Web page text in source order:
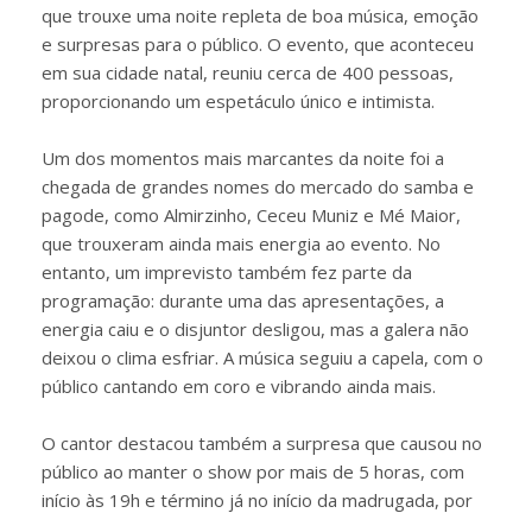
que trouxe uma noite repleta de boa música, emoção
e surpresas para o público. O evento, que aconteceu
em sua cidade natal, reuniu cerca de 400 pessoas,
proporcionando um espetáculo único e intimista.
Um dos momentos mais marcantes da noite foi a
chegada de grandes nomes do mercado do samba e
pagode, como Almirzinho, Ceceu Muniz e Mé Maior,
que trouxeram ainda mais energia ao evento. No
entanto, um imprevisto também fez parte da
programação: durante uma das apresentações, a
energia caiu e o disjuntor desligou, mas a galera não
deixou o clima esfriar. A música seguiu a capela, com o
público cantando em coro e vibrando ainda mais.
O cantor destacou também a surpresa que causou no
público ao manter o show por mais de 5 horas, com
início às 19h e término já no início da madrugada, por